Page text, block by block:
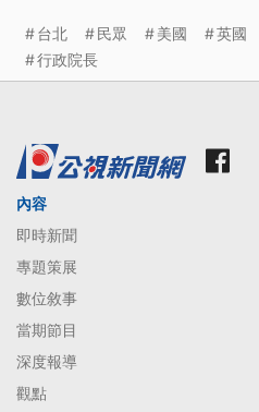
台北 民眾 美國 英國
行政院長
內容
即時新聞
專題策展
數位敘事
當期節目
深度報導
觀點